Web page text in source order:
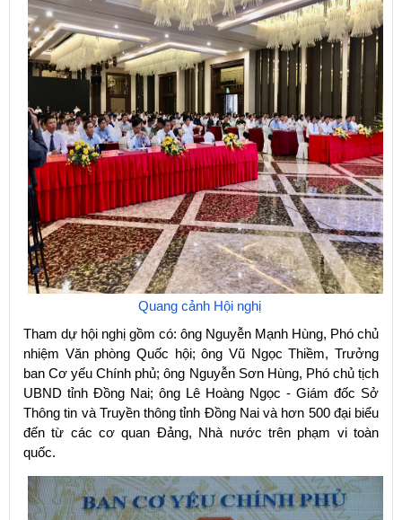
Quang cảnh Hội nghị
Tham dự hội nghị gồm có: ông Nguyễn Mạnh Hùng, Phó chủ
nhiệm Văn phòng Quốc hội; ông Vũ Ngọc Thiềm, Trưởng
ban Cơ yếu Chính phủ; ông Nguyễn Sơn Hùng, Phó chủ tịch
UBND tỉnh Đồng Nai; ông Lê Hoàng Ngọc - Giám đốc Sở
Thông tin và Truyền thông tỉnh Đồng Nai và hơn 500 đại biểu
đến từ các cơ quan Đảng, Nhà nước trên phạm vi toàn
quốc.